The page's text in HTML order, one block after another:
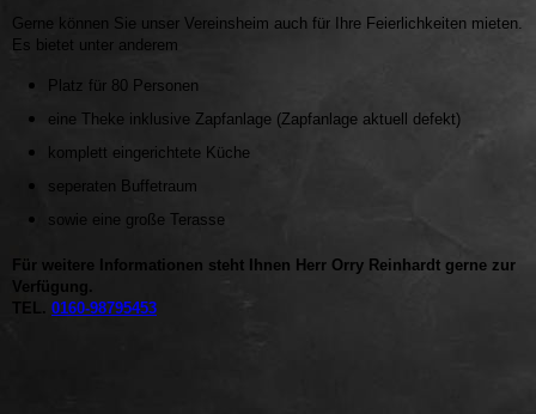
Gerne können Sie unser Vereinsheim auch für Ihre Feierlichkeiten mieten.
Es bietet unter anderem
Platz für 80 Personen
eine Theke inklusive Zapfanlage (Zapfanlage aktuell defekt)
komplett eingerichtete Küche
seperaten Buffetraum
sowie eine große Terasse
Für weitere Informationen steht Ihnen Herr Orry Reinhardt gerne zur
Verfügung.
TEL. 0160-98795453